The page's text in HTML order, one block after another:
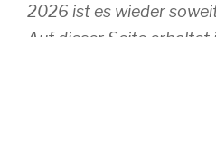
2026 ist es wieder
Auf dieser Seite erhaltet